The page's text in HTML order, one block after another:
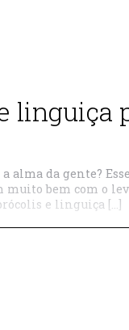
linguiça
alma da gente?
bem com o
e linguiça […]